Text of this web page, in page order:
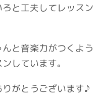
と工夫してレッスン
と音楽力がつくよう
しています。
がとうございます♪